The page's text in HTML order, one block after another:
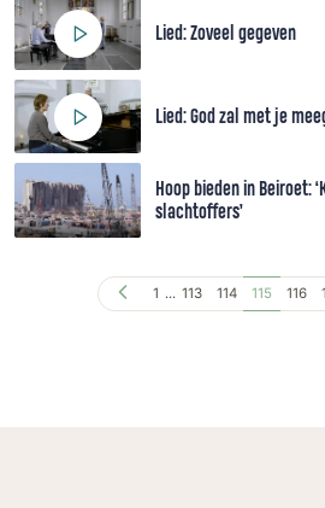
Lied: Zoveel gegeven
Lied: God zal met je
Hoop bieden in Beiroet:
slachtoffers’
1 ... 113 114 115 116